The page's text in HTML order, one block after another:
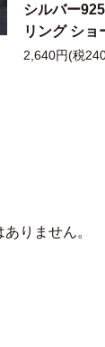
シルバー
リング ショ
2,640円(税
りません。